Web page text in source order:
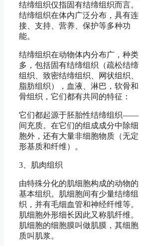
结缔组织仅指固有结缔组织而言。
结缔组织在体内广泛分布，具有连
接、支持、营养、保护等多种功
能。
结缔组织在动物体内分布广，种类
多，包括固有结缔组织（疏松结缔
组织、致密结缔组织、网状组织、
脂肪组织），血液、淋巴，软骨和
骨组织，它们都有共同的特征：
它们都起源于胚胎性结缔组织——
间充质。在它们的组成成分中除细
胞外，还有大量非细胞物质（无定
形基质和纤维）。
3、肌肉组织
由特殊分化的肌细胞构成的动物的
基本组织。肌细胞间有少量结缔组
织，并有毛细血管和神经纤维等。
肌细胞外形细长因此又称肌纤维。
肌细胞的细胞膜叫做肌膜，其细胞
质叫肌浆。